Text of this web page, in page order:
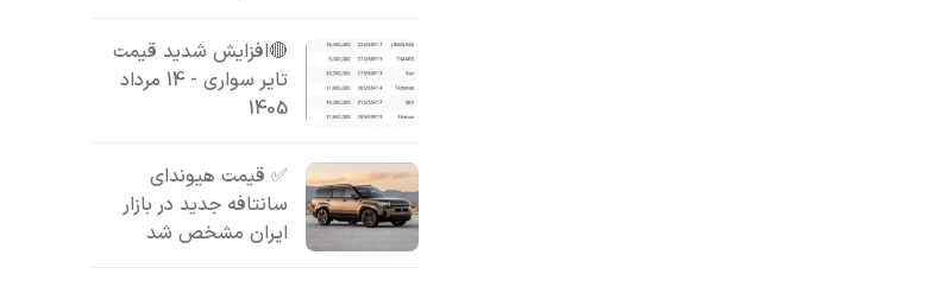
🔴افزایش شدید قیمت
تایر سواری - 14 مرداد
1405
✅ قیمت هیوندای
سانتافه جدید در بازار
ایران مشخص شد